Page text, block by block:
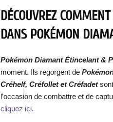
DÉCOUVREZ
DANS POKÉMON
Pokémon Diamant Étincelant &
moment. Ils regorgent de
Créhelf, Créfollet et Créfadet
l’occasion de combattre et de
cliquez ici.